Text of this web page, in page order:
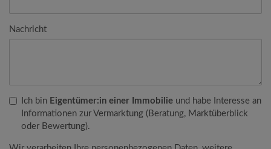
Nachricht
Ich bin Eigentümer:in einer Immobilie und habe Interesse an
Informationen zur Vermarktung (Beratung, Marktüberblick
oder Bewertung).